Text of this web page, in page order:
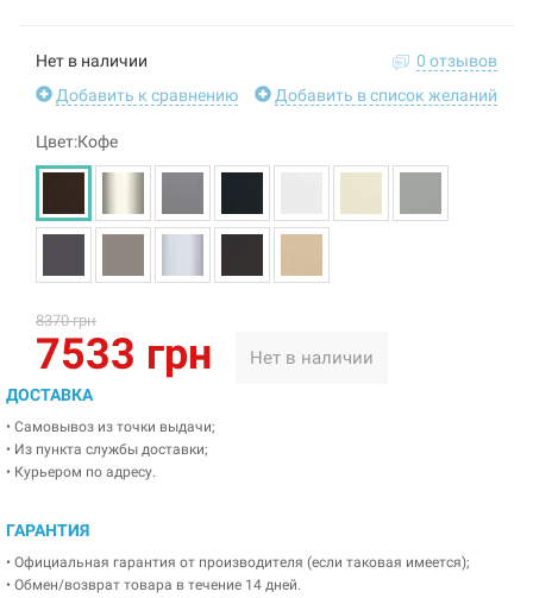
Нет в наличии
0 отзывов
Добавить к сравнению
Добавить в список желаний
Цвет:Кофе
8370 грн
7533 грн Нет в наличии
ДОСТАВКА
• Самовывоз из точки выдачи;
• Из пункта службы доставки;
• Курьером по адресу.
ГАРАНТИЯ
• Официальная гарантия от производителя (если таковая имеется);
• Обмен/возврат товара в течение 14 дней.